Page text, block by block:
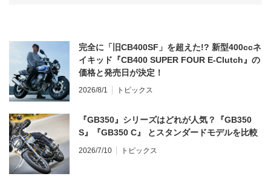
完全に「旧CB400SF」を超えた!? 新型400ccネ
イキッド『CB400 SUPER FOUR E-Clutch』の
価格と発売日が決定！
2026/8/1 トピックス
『GB350』シリーズはどれが人気？『GB350
S』『GB350 C』 とスタンダードモデルを比較
2026/7/10 トピックス